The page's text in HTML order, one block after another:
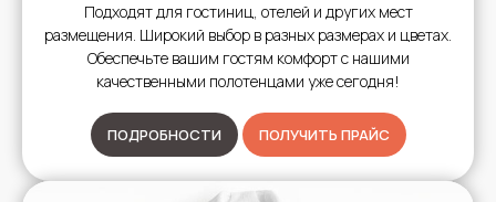
Подходят для гостиниц, отелей и других мест
размещения. Широкий выбор в разных размерах и цветах.
Обеспечьте вашим гостям комфорт с нашими
качественными полотенцами уже сегодня!
ПОДРОБНОСТИ ПОЛУЧИТЬ ПРАЙС